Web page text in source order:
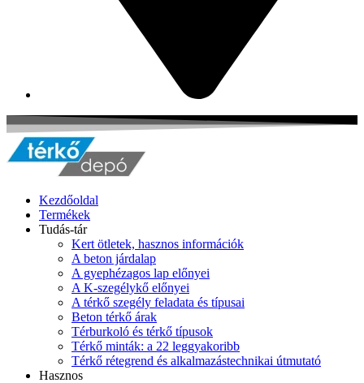
Kezdőoldal
Termékek
Tudás-tár
Kert ötletek, hasznos információk
A beton járdalap
A gyephézagos lap előnyei
A K-szegélykő előnyei
A térkő szegély feladata és típusai
Beton térkő árak
Térburkoló és térkő típusok
Térkő minták: a 22 leggyakoribb
Térkő rétegrend és alkalmazástechnikai útmutató
Hasznos